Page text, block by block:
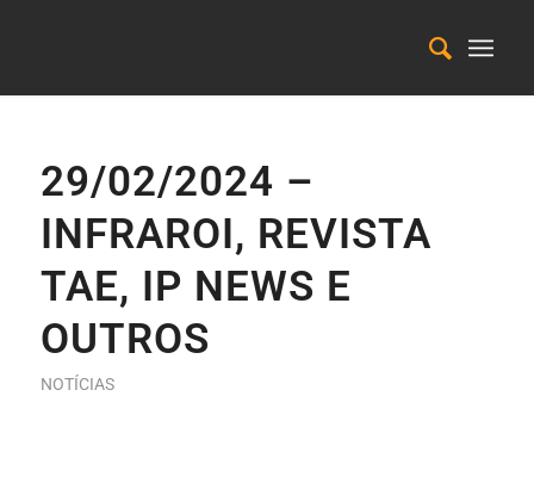
29/02/2024 –
INFRAROI, REVISTA
TAE, IP NEWS E
OUTROS
NOTÍCIAS